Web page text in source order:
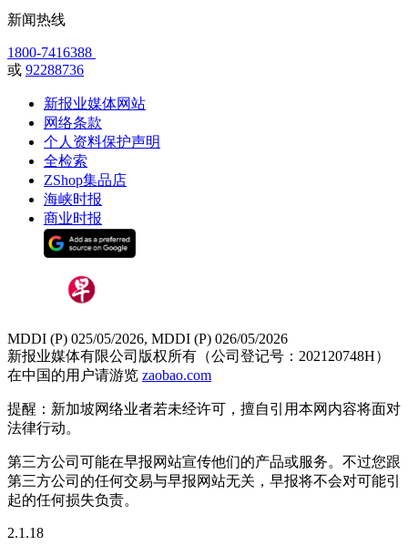
新闻热线
1800-7416388
或 92288736
新报业媒体网站
网络条款
个人资料保护声明
全检索
ZShop集品店
海峡时报
商业时报
MDDI (P) 025/05/2026, MDDI (P) 026/05/2026
新报业媒体有限公司版权所有（公司登记号：202120748H）
在中国的用户请游览 zaobao.com
提醒：新加坡网络业者若未经许可，擅自引用本网内容将面对
法律行动。
第三方公司可能在早报网站宣传他们的产品或服务。不过您跟
第三方公司的任何交易与早报网站无关，早报将不会对可能引
起的任何损失负责。
2.1.18